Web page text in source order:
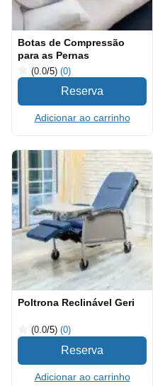
Botas de Compressão
para as Pernas
(0.0/5) (0)
Adicionar ao carrinho
Poltrona Reclinável Geri
(0.0/5) (0)
Adicionar ao carrinho